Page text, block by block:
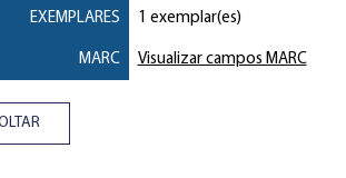
EXEMPLARES 1 exemplar(es)
MARC Visualizar campos MARC